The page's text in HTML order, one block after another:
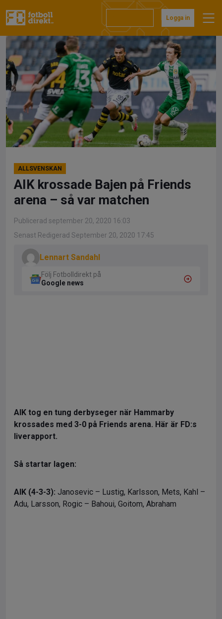
till
Logga in
ALLSVENSKAN
AIK krossade Bajen på Friends
arena – så var matchen
Publicerad september 20, 2020 16:03
Senast Redigerad September 20, 2020 17:45
Lennart Sandahl
Följ Fotbolldirekt på
Google news
AIK tog en tung derbyseger när Hammarby
krossades med 3-0 på Friends arena. Här är FD:s
liverapport.
Så startar lagen:
AIK (4-3-3): Janosevic – Lustig, Karlsson, Mets, Kahl –
Adu, Larsson, Rogic – Bahoui, Goitom, Abraham